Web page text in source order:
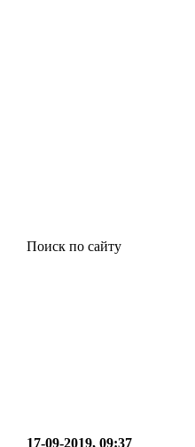
Поиск по сайту
17-09-2019, 09:37